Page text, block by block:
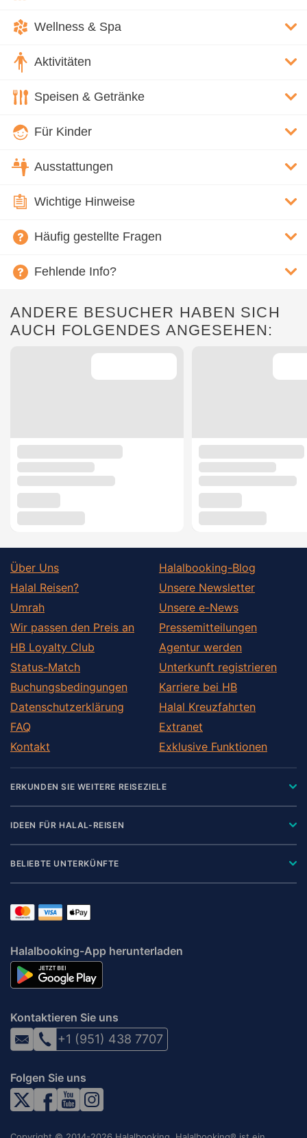
Wellness & Spa
Aktivitäten
Speisen & Getränke
Für Kinder
Ausstattungen
Wichtige Hinweise
Häufig gestellte Fragen
Fehlende Info?
ANDERE BESUCHER HABEN SICH
AUCH FOLGENDES ANGESEHEN:
Über Uns
Halal Reisen?
Umrah
Wir passen den Preis an
HB Loyalty Club
Status-Match
Buchungsbedingungen
Datenschutzerklärung
FAQ
Kontakt
Halalbooking-Blog
Unsere Newsletter
Unsere e-News
Pressemitteilungen
Agentur werden
Unterkunft registrieren
Karriere bei HB
Halal Kreuzfahrten
Extranet
Exklusive Funktionen
ERKUNDEN SIE WEITERE REISEZIELE
IDEEN FÜR HALAL-REISEN
BELIEBTE UNTERKÜNFTE
Halalbooking-App herunterladen
Kontaktieren Sie uns
+1 (951) 438 7707
Folgen Sie uns